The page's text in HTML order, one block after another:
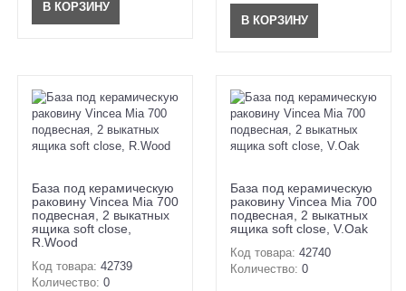
В КОРЗИНУ
В КОРЗИНУ
База под керамическую
раковину Vincea Mia 700
подвесная, 2 выкатных
ящика soft close,
R.Wood
Код товара: 42739
Количество: 0
База под керамическую
раковину Vincea Mia 700
подвесная, 2 выкатных
ящика soft close, V.Oak
Код товара: 42740
Количество: 0